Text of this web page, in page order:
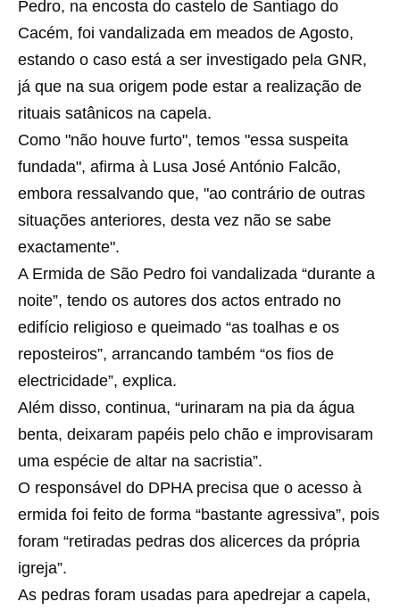
Pedro, na encosta do castelo de Santiago do
Cacém, foi vandalizada em meados de Agosto,
estando o caso está a ser investigado pela GNR,
já que na sua origem pode estar a realização de
rituais satânicos na capela.
Como "não houve furto", temos "essa suspeita
fundada", afirma à Lusa José António Falcão,
embora ressalvando que, "ao contrário de outras
situações anteriores, desta vez não se sabe
exactamente".
A Ermida de São Pedro foi vandalizada “durante a
noite”, tendo os autores dos actos entrado no
edifício religioso e queimado “as toalhas e os
reposteiros”, arrancando também “os fios de
electricidade”, explica.
Além disso, continua, “urinaram na pia da água
benta, deixaram papéis pelo chão e improvisaram
uma espécie de altar na sacristia”.
O responsável do DPHA precisa que o acesso à
ermida foi feito de forma “bastante agressiva”, pois
foram “retiradas pedras dos alicerces da própria
igreja”.
As pedras foram usadas para apedrejar a capela,